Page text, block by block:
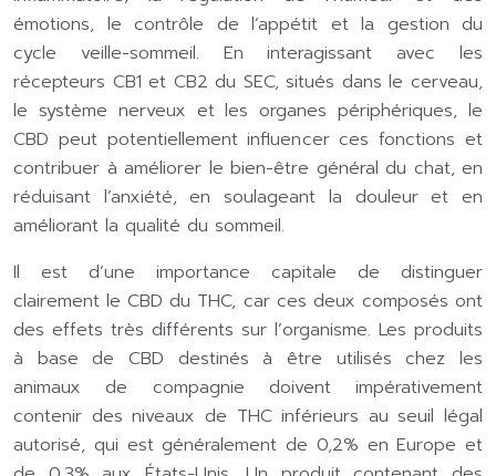
émotions, le contrôle de l’appétit et la gestion du
cycle veille-sommeil. En interagissant avec les
récepteurs CB1 et CB2 du SEC, situés dans le cerveau,
le système nerveux et les organes périphériques, le
CBD peut potentiellement influencer ces fonctions et
contribuer à améliorer le bien-être général du chat, en
réduisant l’anxiété, en soulageant la douleur et en
améliorant la qualité du sommeil.
Il est d’une importance capitale de distinguer
clairement le CBD du THC, car ces deux composés ont
des effets très différents sur l’organisme. Les produits
à base de CBD destinés à être utilisés chez les
animaux de compagnie doivent impérativement
contenir des niveaux de THC inférieurs au seuil légal
autorisé, qui est généralement de 0,2% en Europe et